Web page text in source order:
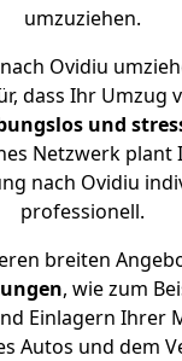
umzuziehen.
Ovidiu
dass Ihr Umzug
und
Netzwerk plant
nach Ovidiu
professionell.
breiten
, wie zum
Einlagern Ihrer
Autos und dem